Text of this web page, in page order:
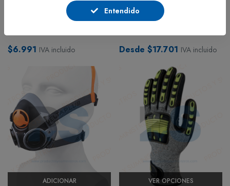
policarbonato incoloro.
Ventiación directa. MURIA 1
$6.991 IVA incluido
con Puntos de Nitrilo Delta
Plus VE727
Desde $17.701 IVA incluido
ADICIONAR VER OPCIONES
Entendido